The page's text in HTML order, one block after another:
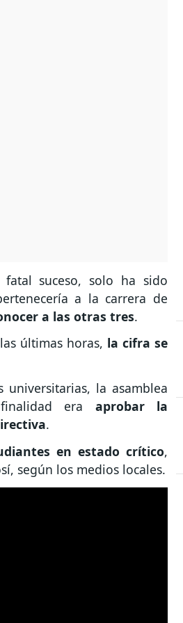
suceso, solo ha sido
a la carrera de
a las otras tres.
últimas horas, la cifra se
universitarias, la asamblea
era aprobar la
.
en estado crítico,
según los medios locales.